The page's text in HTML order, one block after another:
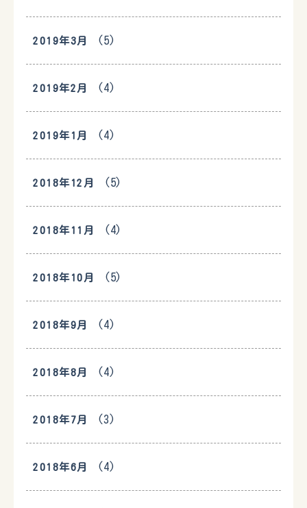
2019年3月 (5)
2019年2月 (4)
2019年1月 (4)
2018年12月 (5)
2018年11月 (4)
2018年10月 (5)
2018年9月 (4)
2018年8月 (4)
2018年7月 (3)
2018年6月 (4)